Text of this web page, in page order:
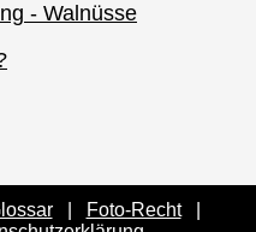
- Walnüsse
| Foto-Recht|